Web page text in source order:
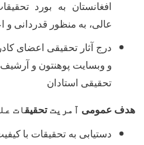
افغانستان به بورد
عالی، به منظور قدردانی و
درج آثار تحقیقی اعضای
و وبسایت پوهنتون و
تحقیقی استادان
هدف عمومی آمریت تحقیقات
دستیابی به تحقیقات با